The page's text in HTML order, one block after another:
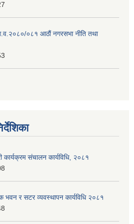
०८१ आठौं नगरसभा नीति तथा
कार्यक्रम संचालन कार्यविधि, २०८१
भवन र सटर व्यवस्थापन कार्यविधि २०८१